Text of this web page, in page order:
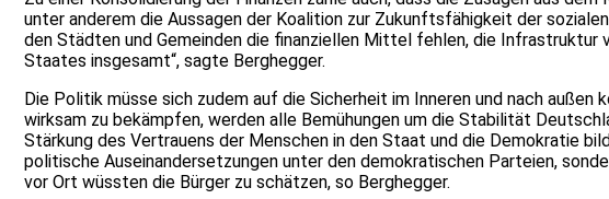
unter anderem die Aussagen der Koalition zur Zukunftsfähigkeit der
den Städten und Gemeinden die finanziellen Mittel fehlen, die
Staates insgesamt“, sagte Berghegger.
Die Politik müsse sich zudem auf die Sicherheit im Inneren und nach
wirksam zu bekämpfen, werden alle Bemühungen um die Stabilität
Stärkung des Vertrauens der Menschen in den Staat und die Demokratie
politische Auseinandersetzungen unter den demokratischen Parteien,
vor Ort wüssten die Bürger zu schätzen, so Berghegger.